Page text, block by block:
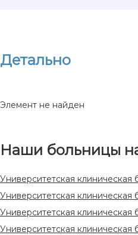
Детально
Элемент не найден
Наши больницы
Университетская клиническая
Университетская
Университетская
Университетская